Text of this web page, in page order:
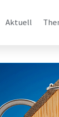
Aktuell